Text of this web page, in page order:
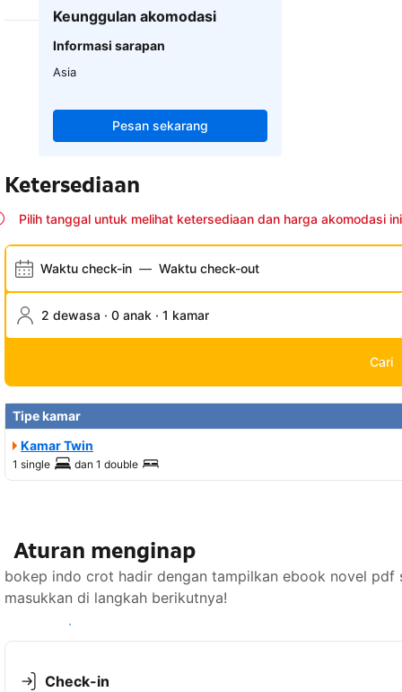
Keunggulan akomodasi
Informasi sarapan
Asia
Pesan sekarang
Ketersediaan
Pilih tanggal untuk melihat ketersediaan dan harga akomodasi ini
Waktu check-in — Waktu check-out
2 dewasa · 0 anak · 1 kamar
Cari
Tipe kamar
Kamar Twin
1 single dan 1 double
Aturan menginap
bokep indo crot hadir dengan tampilkan ebook novel pdf
masukkan di langkah berikutnya!
Lihat ketersediaan
Check-in